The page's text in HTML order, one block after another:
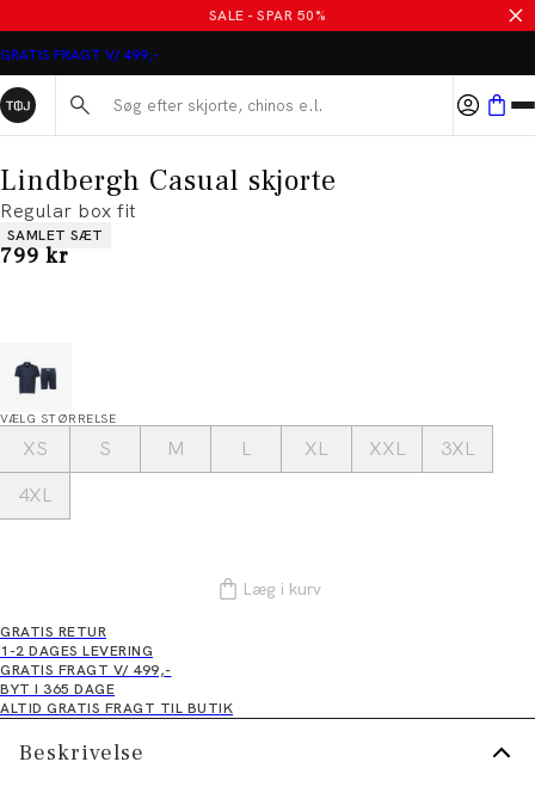
SALE - SPAR 50%
GRATIS FRAGT V/ 499,-
Søg her...
Lindbergh Casual skjorte
Regular box fit
Produkt egenskaber
SAMLET SÆT
I alt (inkl. rabat)
799 kr
VÆLG STØRRELSE
XS S M L XL XXL
3XL
4XL
Læg i kurv
GRATIS RETUR
1-2 DAGES LEVERING
GRATIS FRAGT V/ 499,-
BYT I 365 DAGE
ALTID GRATIS FRAGT TIL BUTIK
Beskrivelse